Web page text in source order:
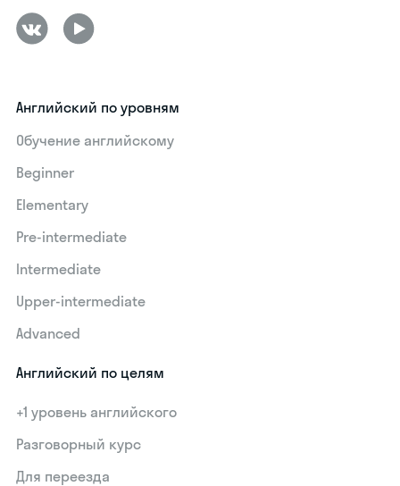
Английский по уровням
Обучение английскому
Beginner
Elementary
Pre-intermediate
Intermediate
Upper-intermediate
Advanced
Английский по целям
+1 уровень английского
Разговорный курс
Для переезда